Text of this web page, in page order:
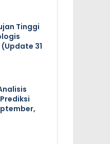
Tinggi
31